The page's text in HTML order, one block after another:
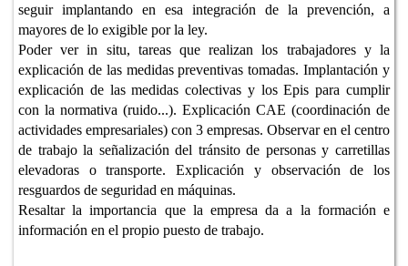
seguir implantando en esa integración de la prevención, a
mayores de lo exigible por la ley.
Poder ver in situ, tareas que realizan los trabajadores y la
explicación de las medidas preventivas tomadas. Implantación y
explicación de las medidas colectivas y los Epis para cumplir
con la normativa (ruido...). Explicación CAE (coordinación de
actividades empresariales) con 3 empresas. Observar en el centro
de trabajo la señalización del tránsito de personas y carretillas
elevadoras o transporte. Explicación y observación de los
resguardos de seguridad en máquinas.
Resaltar la importancia que la empresa da a la formación e
información en el propio puesto de trabajo.